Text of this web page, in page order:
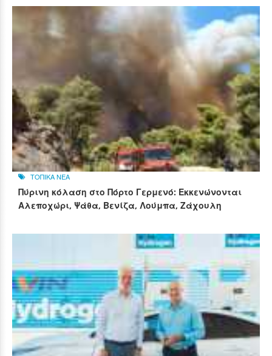
ΤΟΠΙΚΑ ΝΕΑ
Πύρινη κόλαση στο Πόρτο Γερμενό: Εκκενώνονται
Αλεποχώρι, Ψάθα, Βενίζα, Λούμπα, Ζάχουλη